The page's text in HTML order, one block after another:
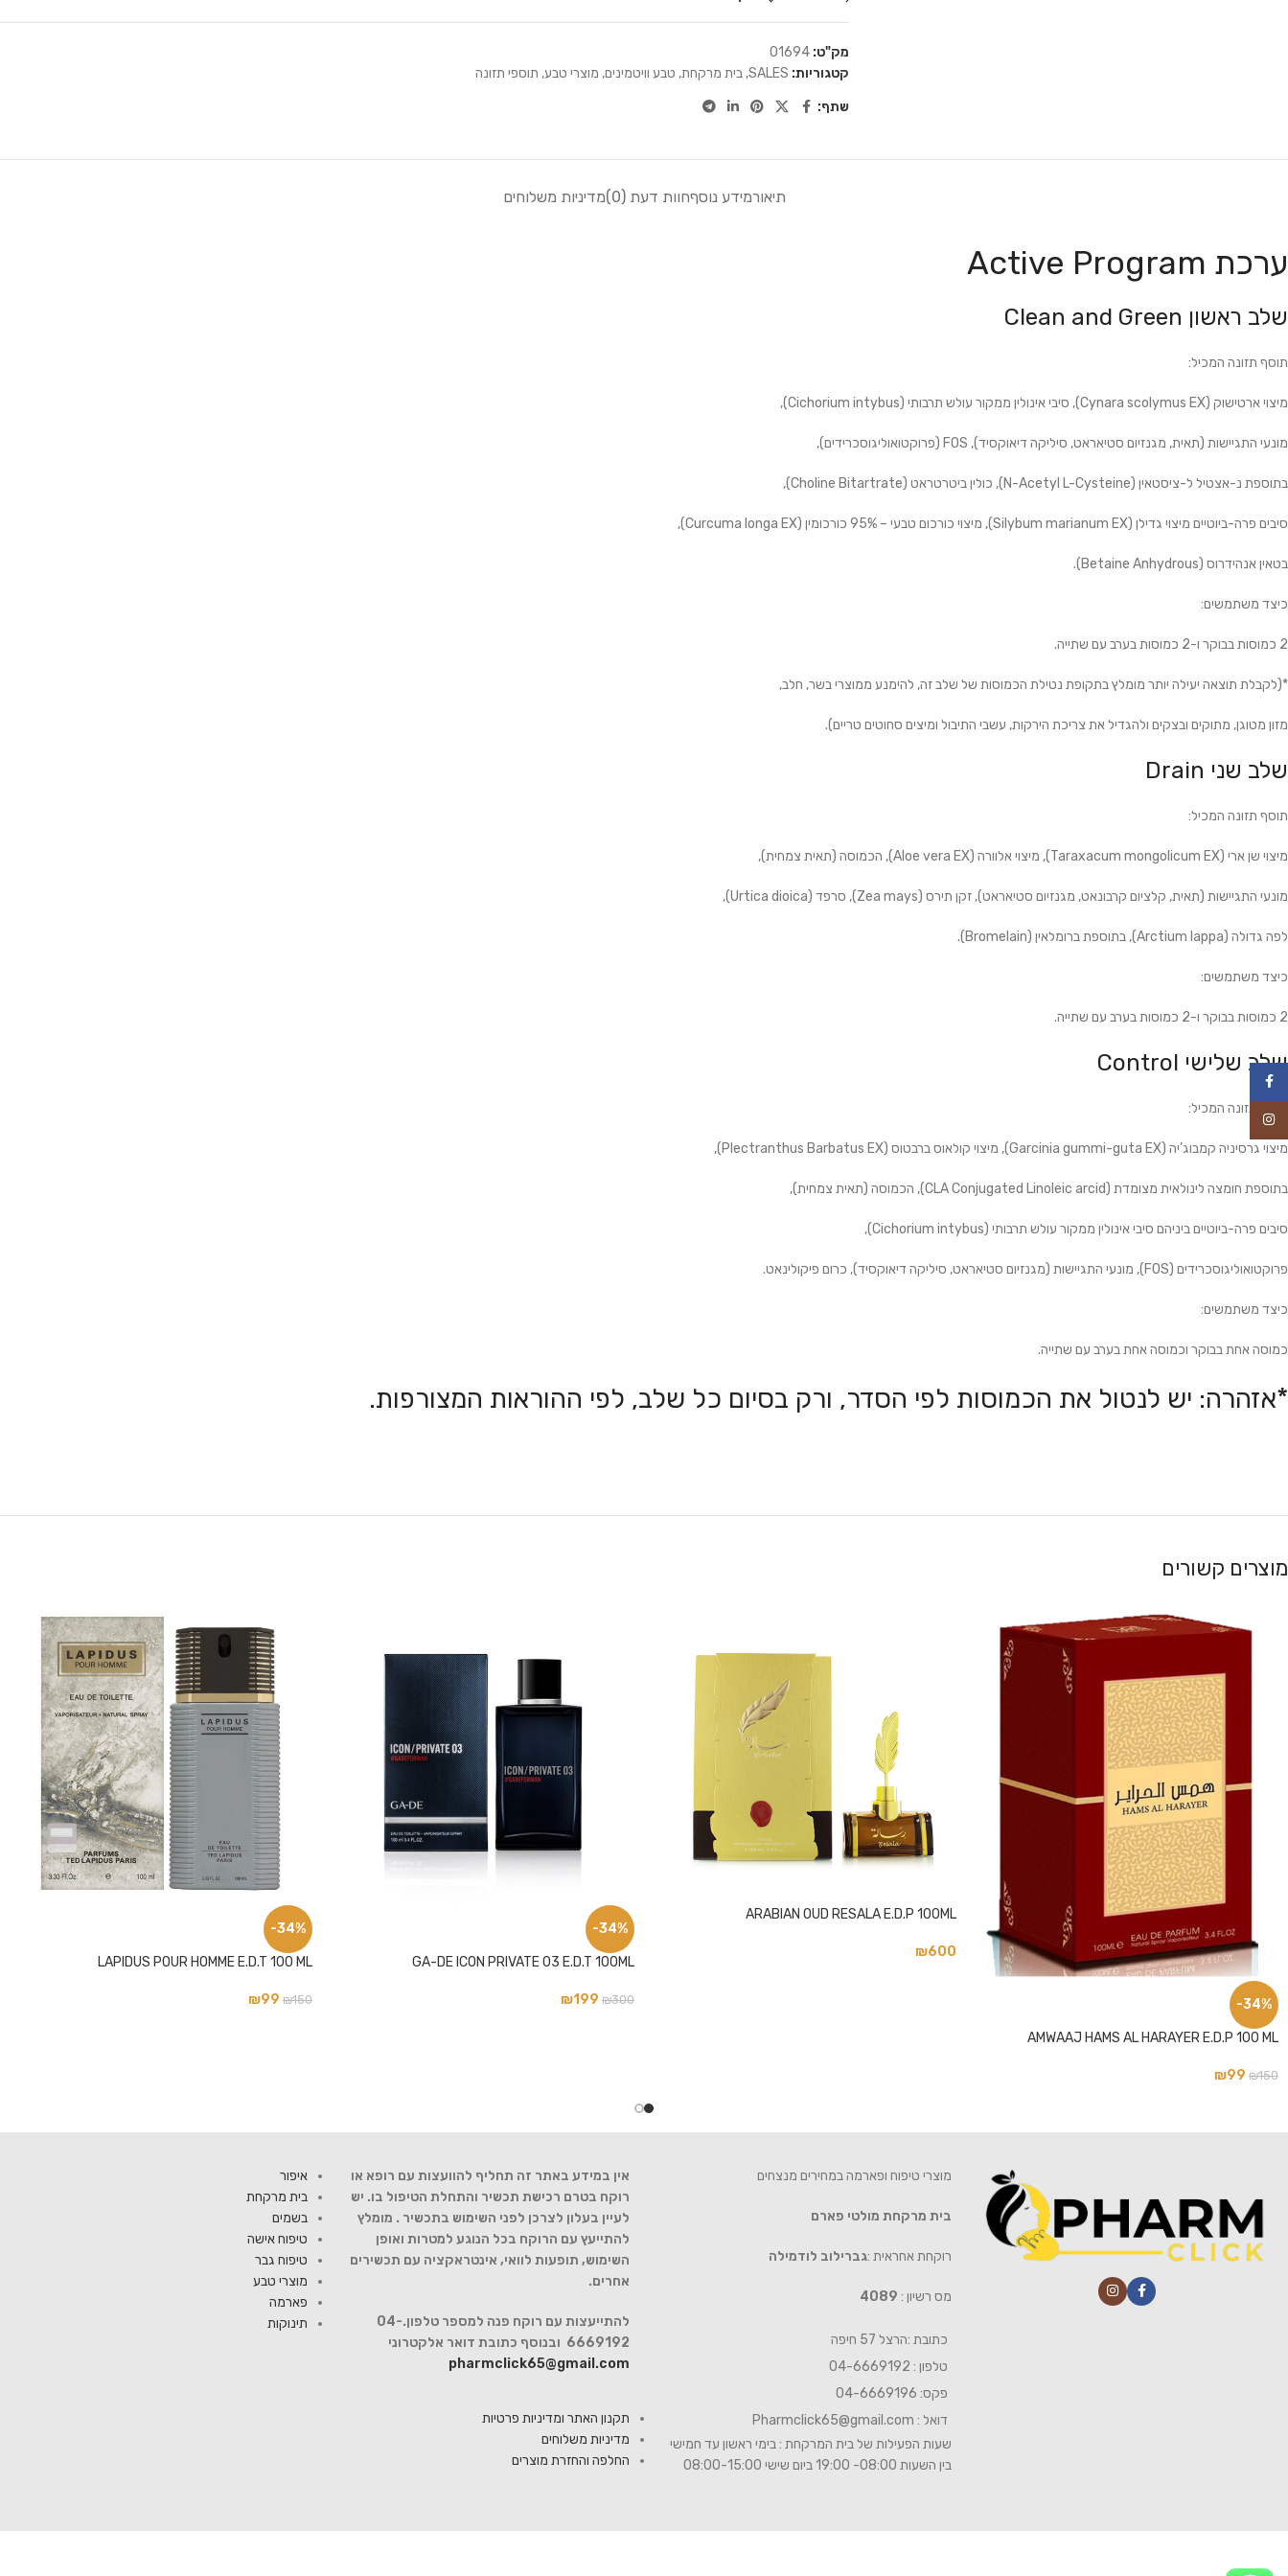
מק"ט: 01694
קטגוריות: SALES
, בית מרקחת, טבע וויטמינים, מוצרי טבע, תוספי תזונה
שתף:
תיאורמידע נוסףחוות דעת (0) מדיניות משלוחים
ערכת Active Program
שלב ראשון Clean and Green
תוסף תזונה המכיל:
מיצוי ארטישוק (Cynara scolymus EX), סיבי אינולין ממקור עולש תרבותי (Cichorium intybus),
מונעי התגיישות (תאית, מגנזיום סטיאראט, סיליקה דיאוקסיד), FOS (פרוקטואוליגוסכרידים),
בתוספת נ-אצטיל ל-ציסטאין (N-Acetyl L-Cysteine), כולין ביטרטראט (Choline Bitartrate),
סיבים פרה-ביוטיים מיצוי גדילן (Silybum marianum EX), מיצוי כורכום טבעי – 95% כורכומין (Curcuma longa EX),
בטאין אנהידרוס (Betaine Anhydrous).
כיצד משתמשים:
2 כמוסות בבוקר ו-2 כמוסות בערב עם שתייה.
*(לקבלת תוצאה יעילה יותר מומלץ בתקופת נטילת הכמוסות של שלב זה, להימנע ממוצרי בשר, חלב,
מזון מטוגן, מתוקים ובצקים ולהגדיל את צריכת הירקות, עשבי התיבול ומיצים סחוטים טריים).
שלב שני Drain
תוסף תזונה המכיל:
מיצוי שן ארי (Taraxacum mongolicum EX), מיצוי אלוורה (Aloe vera EX), הכמוסה (תאית צמחית),
מונעי התגיישות (תאית, קלציום קרבונאט, מגנזיום סטיאראט), זקן תירס (Zea mays), סרפד (Urtica dioica),
לפה גדולה (Arctium lappa), בתוספת ברומלאין (Bromelain).
כיצד משתמשים:
2 כמוסות בבוקר ו-2 כמוסות בערב עם שתייה.
שלב שלישי Control
תוסף תזונה המכיל:
מיצוי גרסיניה קמבוג’יה (Garcinia gummi-guta EX), מיצוי קולאוס ברבטוס (Plectranthus Barbatus EX),
בתוספת חומצה לינולאית מצומדת (CLA Conjugated Linoleic arcid), הכמוסה (תאית צמחית),
סיבים פרה-ביוטיים ביניהם סיבי אינולין ממקור עולש תרבותי (Cichorium intybus),
פרוקטואוליגוסכרידים (FOS), מונעי התגיישות (מגנזיום סטיאראט, סיליקה דיאוקסיד), כרום פיקולינאט.
כיצד משתמשים:
כמוסה אחת בבוקר וכמוסה אחת בערב עם שתייה.
*אזהרה: יש לנטול את הכמוסות לפי הסדר, ורק בסיום כל שלב, לפי ההוראות המצורפות.
מוצרים קשורים
-34%
AMWAAJ HAMS AL HARAYER E.D.P 100 ML
₪150
₪99
ARABIAN OUD RESALA E.D.P 100ML
₪600
-34%
GA-DE ICON PRIVATE 03 E.D.T 100ML
₪300
₪199
-34%
LAPIDUS POUR HOMME E.D.T 100 ML
₪150
₪99
איפור
בית מרקחת
בשמים
טיפוח אישה
טיפוח גבר
מוצרי טבע
פארמה
תינוקות
אין במידע באתר זה תחליף להוועצות עם רופא או
רוקח בטרם רכישת תכשיר והתחלת הטיפול בו. יש
לעיין בעלון לצרכן לפני השימוש בתכשיר . מומלץ
להתייעץ עם הרוקח בכל הנוגע למטרות ואופן
השימוש, תופעות לוואי, אינטראקציה עם תכשירים
אחרים.
להתייעצות עם רוקח פנה למספר טלפון.04-
6669192 ובנוסף כתובת דואר אלקטרוני
pharmclick65@gmail.com
תקנון האתר ומדיניות פרטיות
מדיניות משלוחים
החלפה והחזרת מוצרים
מוצרי טיפוח ופארמה במחירים מנצחים
בית מרקחת מולטי פארם
רוקחת אחראית :גברילוב לודמילה
מס רשיון : 4089
כתובת :הרצל 57 חיפה
טלפון : 04-6669192
פקס: 04-6669196
דואל : Pharmclick65@gmail.com
שעות הפעילות של בית המרקחת : בימי ראשון עד חמישי
בין השעות 08:00- 19:00 ביום שישי 08:00-15:00